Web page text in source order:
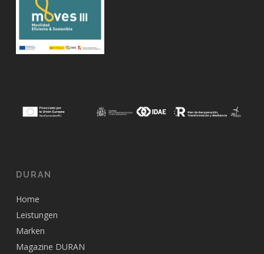
DURAN
Home
Leistungen
Marken
Magazine DURAN